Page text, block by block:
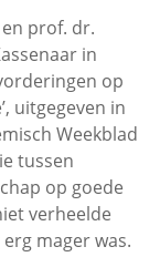
prof. dr.
in
op
uitgegeven in
Weekblad
tussen
op goede
verheelde
mager was.